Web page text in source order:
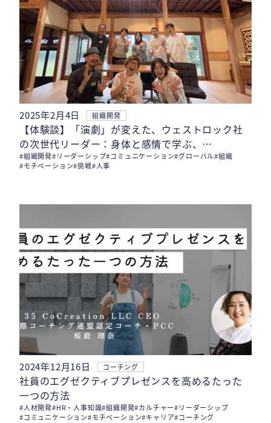
【体験談】「演劇」が変えた、ウェストロック社
の次世代リーダー：身体と感情で学ぶ、…
2025年2月4日 組織開発
#組織開発#リーダーシップ#コミュニケーション#グローバル#組織
#モチベーション#挑戦#人事
社員のエグゼクティブプレゼンスを高めるたった
一つの方法
2024年12月16日 コーチング
#人材開発#HR・人事知識#組織開発#カルチャー#リーダーシップ
#コミュニケーション#モチベーション#キャリア#コーチング